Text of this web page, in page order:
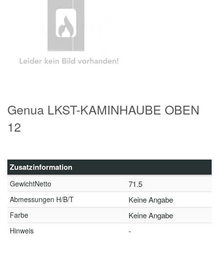
Genua LKST-KAMINHAUBE OBEN
12
Zusatzinformation
GewichtNetto 71.5
Abmessungen H/B/T Keine Angabe
Farbe Keine Angabe
Hinweis -